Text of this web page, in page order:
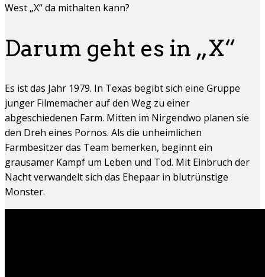
West „X“ da mithalten kann?
Darum geht es in „X“
Es ist das Jahr 1979. In Texas begibt sich eine Gruppe
junger Filmemacher auf den Weg zu einer
abgeschiedenen Farm. Mitten im Nirgendwo planen sie
den Dreh eines Pornos. Als die unheimlichen
Farmbesitzer das Team bemerken, beginnt ein
grausamer Kampf um Leben und Tod. Mit Einbruch der
Nacht verwandelt sich das Ehepaar in blutrünstige
Monster.